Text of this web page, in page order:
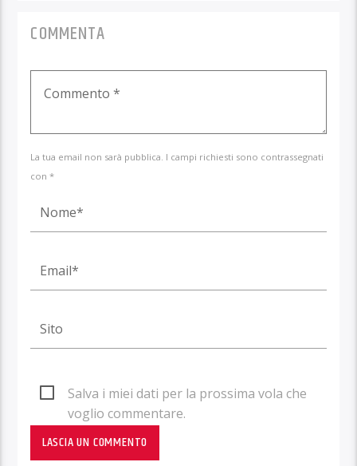
COMMENTA
La tua email non sarà pubblica. I campi richiesti sono contrassegnati
con *
Salva i miei dati per la prossima vola che
voglio commentare.